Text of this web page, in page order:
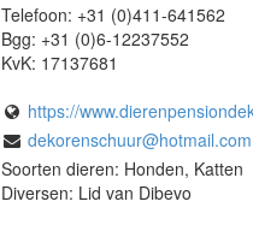
Telefoon: +31 (0)411-641562
Bgg: +31 (0)6-12237552
KvK: 17137681
https://
dekorenschuur@hotmail.com
Soorten dieren: Honden, Katten
Diversen: Lid van Dibevo